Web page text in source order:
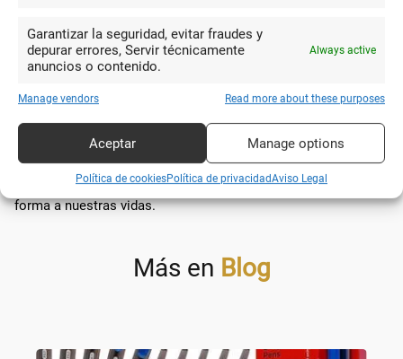
Garantizar la seguridad, evitar fraudes y
depurar errores, Servir técnicamente
anuncios o contenido.
Always active
Manage vendors Read more about these purposes
Aceptar Manage options
Política de cookiesPolítica de privacidadAviso Legal
de ser simples artículos de papelería. Son herramientas
poderosas de expresión, creatividad y organización. Cada
cuaderno, con sus páginas llenas de ideas, dibujos y
anotaciones, cuenta una historia única, reflejo de la mente de
su propietario. En una era donde la tecnología abruma nuestro
día a día, estos pequeños compañeros nos recuerdan la
importancia y belleza de lo analógico, invitándonos a
detenernos, reflexionar y registrar los momentos que dan
forma a nuestras vidas.
Más en Blog